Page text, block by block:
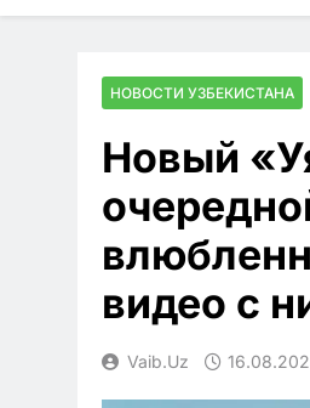
НОВОСТИ УЗБЕКИСТАНА
Новый
видео с
Vaib.uz